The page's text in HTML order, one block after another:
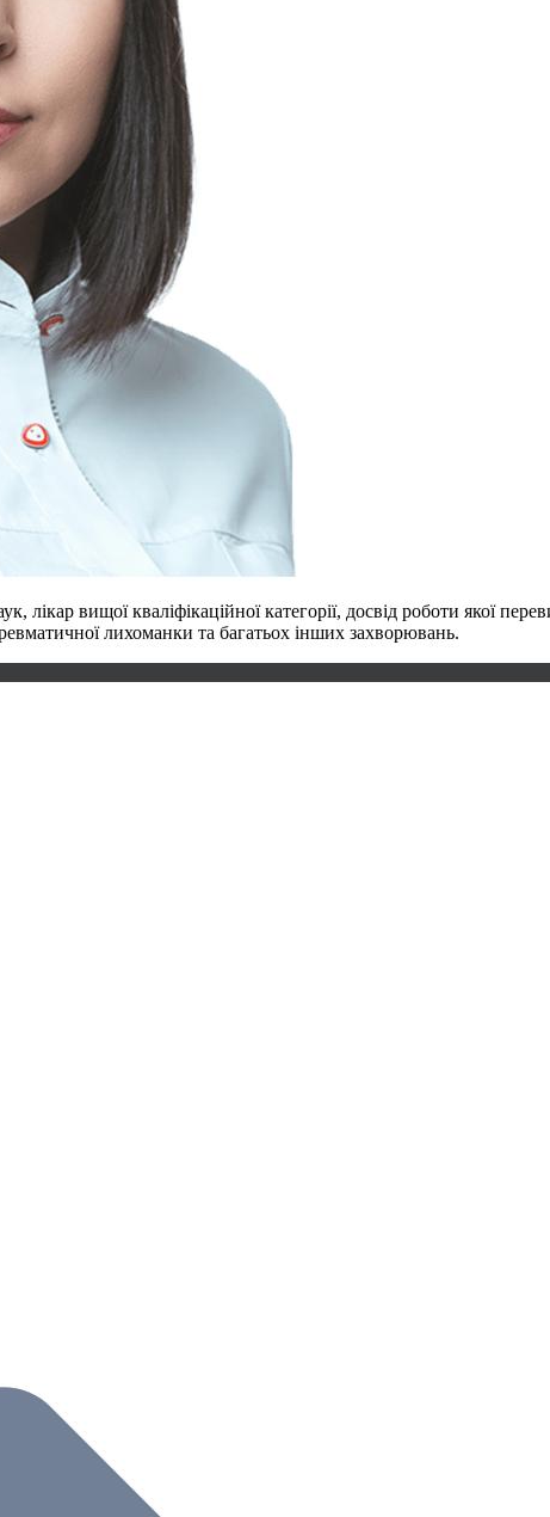
лікар вищої кваліфікаційної категорії, досвід роботи якої
лихоманки та багатьох інших захворювань.